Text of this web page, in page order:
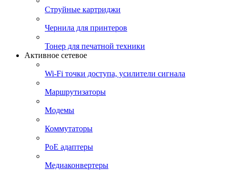
Струйные картриджи
Чернила для принтеров
Тонер для печатной техники
Активное сетевое
Wi-Fi точки доступа, усилители сигнала
Маршрутизаторы
Модемы
Коммутаторы
PoE адаптеры
Медиаконвертеры